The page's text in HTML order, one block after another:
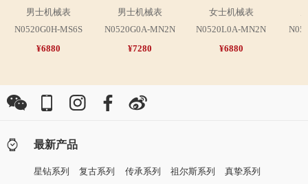
男士机械表
N0520G0H-MS6S
¥6880
男士机械表
N0520G0A-MN2N
¥7280
女士机械表
N0520L0A-MN2N
¥6880
最新产品
星钻系列 复古系列 传承系列 祖尔斯系列 真挚系列